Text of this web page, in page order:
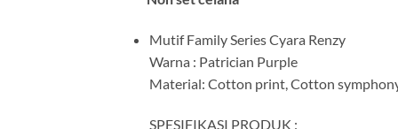
Mutif Family Series Cyara Renzy
Warna : Patrician Purple
Material: Cotton print, Cotton
SPESIFIKASI PRODUK :